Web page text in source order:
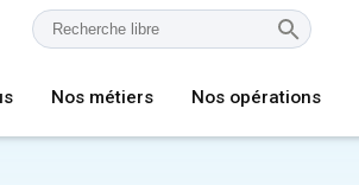
Nos métiers Nos opérations